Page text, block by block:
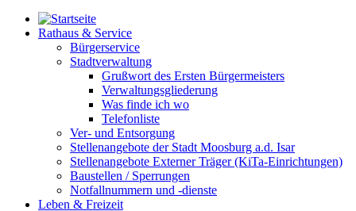
Rathaus & Service
Bürgerservice
Stadtverwaltung
Grußwort des Ersten Bürgermeisters
Verwaltungsgliederung
Was finde ich wo
Telefonliste
Ver- und Entsorgung
Stellenangebote der Stadt Moosburg a.d. Isar
Stellenangebote Externer Träger (KiTa-Einrichtungen)
Baustellen / Sperrungen
Notfallnummern und -dienste
Leben & Freizeit